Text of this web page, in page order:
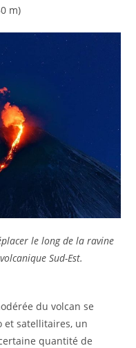
m)
le long de la ravine
Sud-Est.
du volcan se
et satellitaires, un
quantité de